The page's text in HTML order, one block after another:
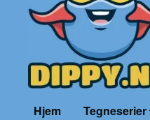
Hjem Tegneserier